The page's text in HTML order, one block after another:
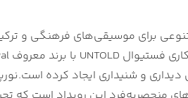
برای موسیقی‌های فرهنگی و
دیداری و شنیداری ایجاد کرده است.